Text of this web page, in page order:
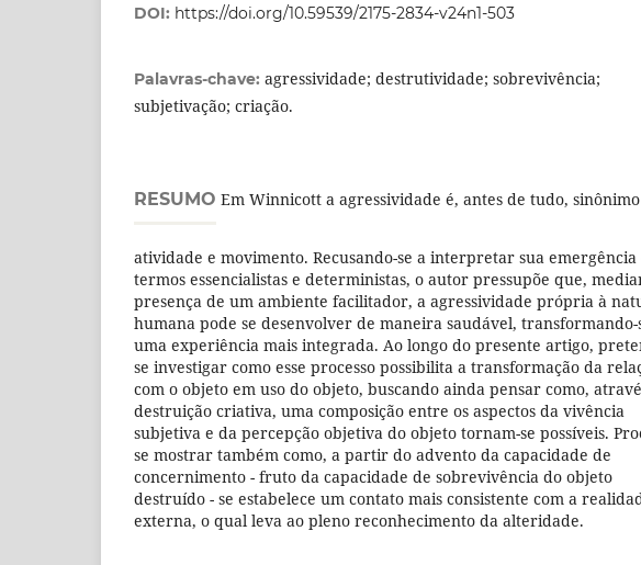
DOI: https://doi.org/10.59539/2175-2834-v24n1-503
Palavras-chave: agressividade; destrutividade; sobrevivência;
subjetivação; criação.
RESUMO Em Winnicott a agressividade é, antes de tudo,
atividade e movimento. Recusando-se a interpretar sua emergência
termos essencialistas e deterministas, o autor pressupõe que,
presença de um ambiente facilitador, a agressividade própria à
humana pode se desenvolver de maneira saudável, transformando-
uma experiência mais integrada. Ao longo do presente artigo,
se investigar como esse processo possibilita a transformação da
com o objeto em uso do objeto, buscando ainda pensar como,
destruição criativa, uma composição entre os aspectos da vivência
subjetiva e da percepção objetiva do objeto tornam-se possíveis.
se mostrar também como, a partir do advento da capacidade de
concernimento - fruto da capacidade de sobrevivência do objeto
destruído - se estabelece um contato mais consistente com a
externa, o qual leva ao pleno reconhecimento da alteridade.